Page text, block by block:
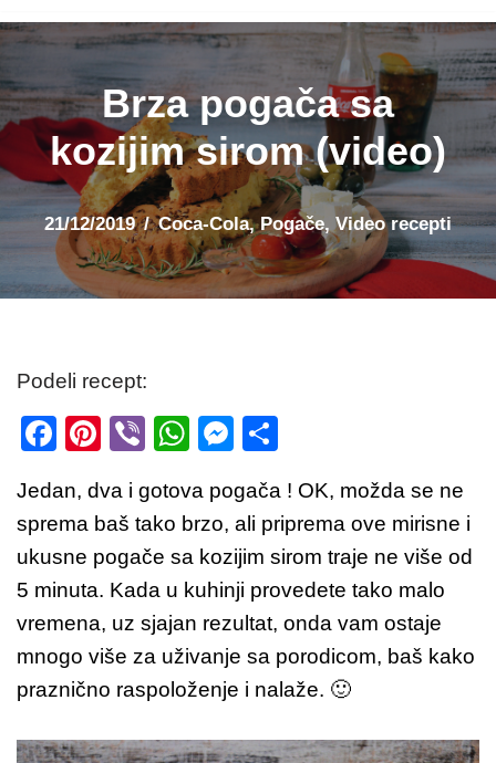
Brza pogača sa
kozijim sirom (video)
21/12/2019 Coca-Cola,Pogače,Video recepti
Podeli recept:
F
c
e
b
o
o
k
Pi
er
e
st
Vi
er
W
at
s
A
p
p
M
ss
e
n
g
er
ar
e
Jedan, dva i gotova pogača ! OK, možda se ne
sprema baš tako brzo, ali priprema ove mirisne i
ukusne pogače sa kozijim sirom traje ne više od
5 minuta. Kada u kuhinji provedete tako malo
vremena, uz sjajan rezultat, onda vam ostaje
mnogo više za uživanje sa porodicom, baš kako
praznično raspoloženje i nalaže. 🙂